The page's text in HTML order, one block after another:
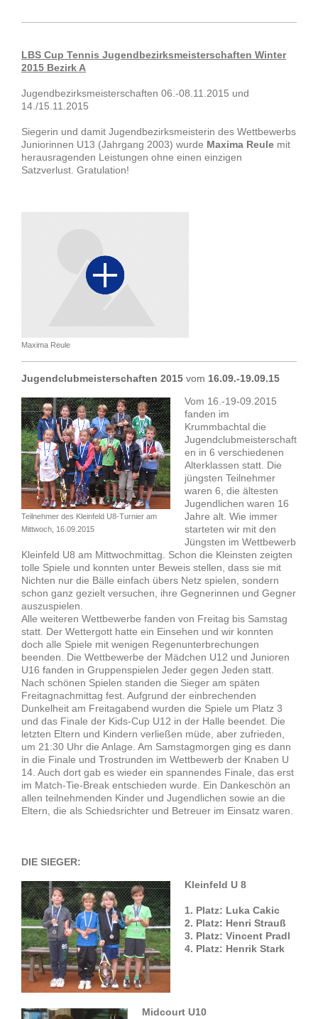
LBS Cup Tennis Jugendbezirksmeisterschaften Winter
2015 Bezirk A
Jugendbezirksmeisterschaften 06.-08.11.2015 und
14./15.11.2015
Siegerin und damit Jugendbezirksmeisterin des Wettbewerbs
Juniorinnen U13 (Jahrgang 2003) wurde Maxima Reule mit
herausragenden Leistungen ohne einen einzigen
Satzverlust. Gratulation!
Maxima Reule
Jugendclubmeisterschaften 2015 vom 16.09.-19.09.15
Teilnehmer des Kleinfeld U8-Turnier am
Mittwoch, 16.09.2015
Vom 16.-19-09.2015
fanden im
Krummbachtal die
Jugendclubmeisterschaft
en in 6 verschiedenen
Alterklassen statt. Die
jüngsten Teilnehmer
waren 6, die ältesten
Jugendlichen waren 16
Jahre alt. Wie immer
starteten wir mit den
Jüngsten im Wettbewerb
Kleinfeld U8 am Mittwochmittag. Schon die Kleinsten zeigten
tolle Spiele und konnten unter Beweis stellen, dass sie mit
Nichten nur die Bälle einfach übers Netz spielen, sondern
schon ganz gezielt versuchen, ihre Gegnerinnen und Gegner
auszuspielen.
Alle weiteren Wettbewerbe fanden von Freitag bis Samstag
statt. Der Wettergott hatte ein Einsehen und wir konnten
doch alle Spiele mit wenigen Regenunterbrechungen
beenden. Die Wettbewerbe der Mädchen U12 und Junioren
U16 fanden in Gruppenspielen Jeder gegen Jeden statt.
Nach schönen Spielen standen die Sieger am späten
Freitagnachmittag fest. Aufgrund der einbrechenden
Dunkelheit am Freitagabend wurden die Spiele um Platz 3
und das Finale der Kids-Cup U12 in der Halle beendet. Die
letzten Eltern und Kindern verließen müde, aber zufrieden,
um 21:30 Uhr die Anlage. Am Samstagmorgen ging es dann
in die Finale und Trostrunden im Wettbewerb der Knaben U
14. Auch dort gab es wieder ein spannendes Finale, das erst
im Match-Tie-Break entschieden wurde. Ein Dankeschön an
allen teilnehmenden Kinder und Jugendlichen sowie an die
Eltern, die als Schiedsrichter und Betreuer im Einsatz waren.
DIE SIEGER:
Kleinfeld U 8
1. Platz: Luka Cakic
2. Platz: Henri Strauß
3. Platz: Vincent Pradl
4. Platz: Henrik Stark
Midcourt U10